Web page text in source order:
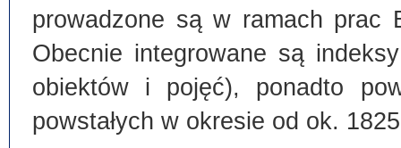
prowadzone są w ramach prac
Obecnie integrowane są
obiektów i pojęć), ponadto
powstałych w okresie od ok.